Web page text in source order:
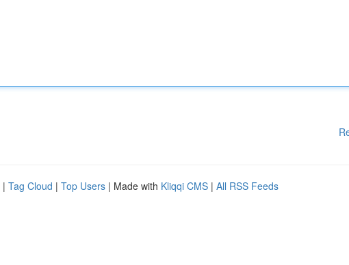
| Tag Cloud | Top Users | Made with Kliqqi CMS | All RSS Feeds